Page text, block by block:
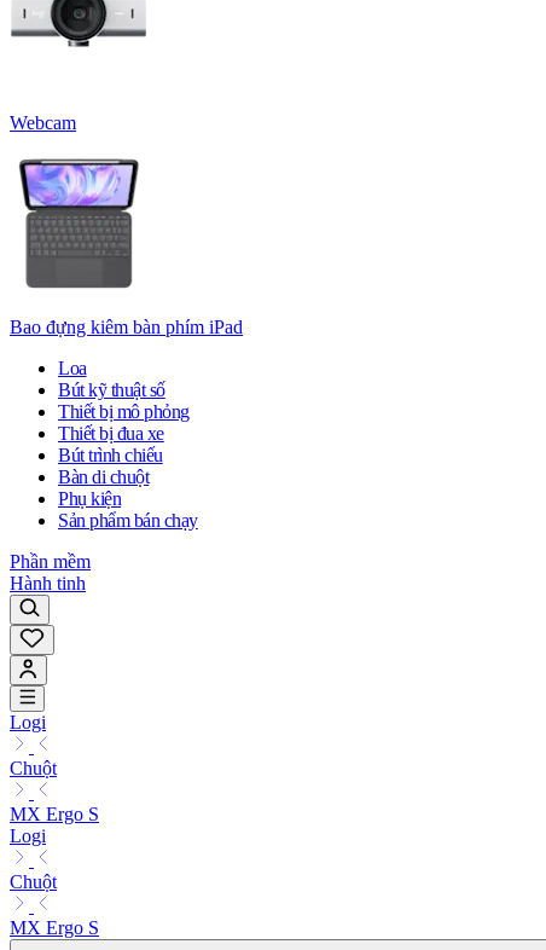
Webcam
Bao đựng kiêm bàn phím iPad
Loa
Bút kỹ thuật số
Thiết bị mô phỏng
Thiết bị đua xe
Bút trình chiếu
Bàn di chuột
Phụ kiện
Sản phẩm bán chạy
Phần mềm
Hành tinh
Logi
Chuột
MX Ergo S
Logi
Chuột
MX Ergo S